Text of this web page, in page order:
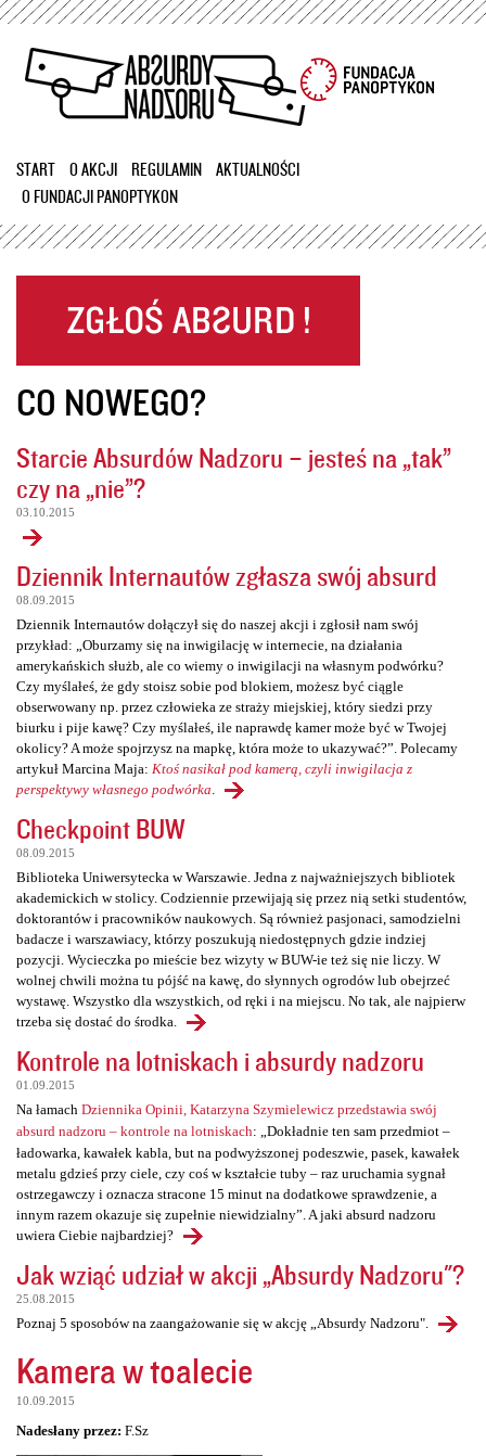
Przejdź
treści
START O AKCJI REGULAMIN
AKTUALNOŚCI
O FUNDACJI PANOPTYKON
CO NOWEGO?
Starcie Absurdów Nadzoru – jesteś na „tak”
czy na „nie”?
03.10.2015
Dziennik Internautów zgłasza swój absurd
08.09.2015
Dziennik Internautów dołączył się do naszej akcji i zgłosił nam swój
przykład: „Oburzamy się na inwigilację w internecie, na działania
amerykańskich służb, ale co wiemy o inwigilacji na własnym podwórku?
Czy myślałeś, że gdy stoisz sobie pod blokiem, możesz być ciągle
obserwowany np. przez człowieka ze straży miejskiej, który siedzi przy
biurku i pije kawę? Czy myślałeś, ile naprawdę kamer może być w Twojej
okolicy? A może spojrzysz na mapkę, która może to ukazywać?”. Polecamy
artykuł Marcina Maja: Ktoś nasikał pod kamerą, czyli inwigilacja z
perspektywy własnego podwórka
Checkpoint BUW
08.09.2015
Biblioteka Uniwersytecka w Warszawie. Jedna z najważniejszych bibliotek
akademickich w stolicy. Codziennie przewijają się przez nią setki studentów,
doktorantów i pracowników naukowych. Są również pasjonaci, samodzielni
badacze i warszawiacy, którzy poszukują niedostępnych gdzie indziej
pozycji. Wycieczka po mieście bez wizyty w BUW-ie też się nie liczy. W
wolnej chwili można tu pójść na kawę, do słynnych ogrodów lub obejrzeć
wystawę. Wszystko dla wszystkich, od ręki i na miejscu. No tak, ale najpierw
trzeba się dostać do środka.
Kontrole na lotniskach i absurdy nadzoru
01.09.2015
Na łamach Dziennika Opinii, Katarzyna Szymielewicz przedstawia swój
absurd nadzoru – kontrole na lotniskach: „Dokładnie ten sam przedmiot –
ładowarka, kawałek kabla, but na podwyższonej podeszwie, pasek, kawałek
metalu gdzieś przy ciele, czy coś w kształcie tuby – raz uruchamia sygnał
ostrzegawczy i oznacza stracone 15 minut na dodatkowe sprawdzenie, a
innym razem okazuje się zupełnie niewidzialny”. A jaki absurd nadzoru
uwiera Ciebie najbardziej?
Jak wziąć udział w akcji „Absurdy Nadzoru"?
25.08.2015
Poznaj 5 sposobów na zaangażowanie się w akcję „Absurdy Nadzoru".
Kamera w toalecie
10.09.2015
Nadesłany przez: F.Sz